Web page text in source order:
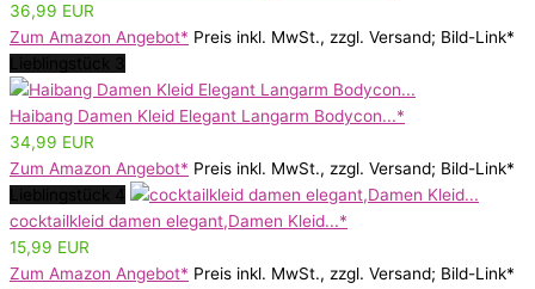
36,99 EUR
Zum Amazon Angebot* Preis inkl. MwSt., zzgl. Versand; Bild-Link*
Haibang Damen Kleid Elegant Langarm Bodycon...*
34,99 EUR
Zum Amazon Angebot* Preis inkl. MwSt., zzgl. Versand; Bild-Link*
cocktailkleid damen elegant,Damen Kleid...*
15,99 EUR
Zum Amazon Angebot* Preis inkl. MwSt., zzgl. Versand; Bild-Link*